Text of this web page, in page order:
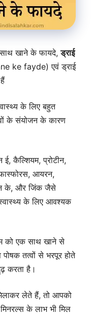
साथ खाने के फायदे,ड्राई
ke fayde) एवं ड्राई
के लिए बहुत
के संयोजन के कारण
ई, कैल्शियम, प्रोटीन,
फास्फोरस, आयरन,
के, और जिंक जैसे
के लिए आवश्यक
को एक साथ खाने से
तत्वों से भरपूर होते
करता है।
लेते हैं, तो आपको
के लाभ भी मिल